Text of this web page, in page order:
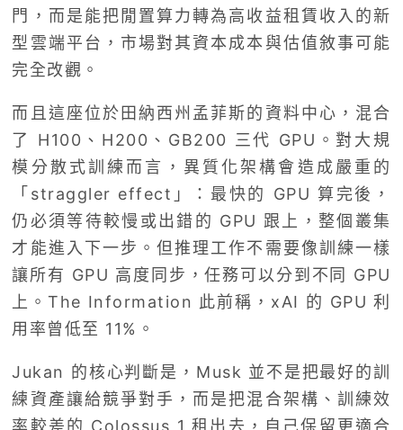
門，而是能把閒置算力轉為高收益租賃收入的新
型雲端平台，市場對其資本成本與估值敘事可能
完全改觀。
而且這座位於田納西州孟菲斯的資料中心，混合
了 H100、H200、GB200 三代 GPU。對大規
模分散式訓練而言，異質化架構會造成嚴重的
「straggler effect」：最快的 GPU 算完後，
仍必須等待較慢或出錯的 GPU 跟上，整個叢集
才能進入下一步。但推理工作不需要像訓練一樣
讓所有 GPU 高度同步，任務可以分到不同 GPU
上。The Information 此前稱，xAI 的 GPU 利
用率曾低至 11%。
Jukan 的核心判斷是，Musk 並不是把最好的訓
練資產讓給競爭對手，而是把混合架構、訓練效